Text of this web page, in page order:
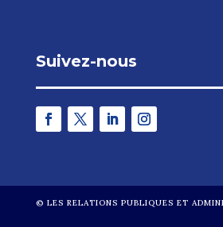
Suivez-nous
© LES RELATIONS PUBLIQUES ET